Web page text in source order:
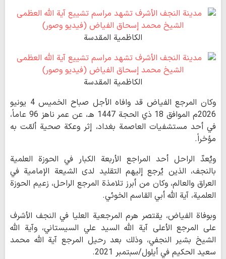
الكاظمية المقدسة
الكاظمية المقدسة
وكان المرجع الفياض قد وافاه الأجل صباح الخميس 4 يونيو
2026م الموافق 18 ذي الحجة 1447 هـ، عن عمر ناهز 96 عاماً،
في أحد مستشفيات العاصمة بغداد، إثر وعكة صحية ألمّت به
مؤخراً.
ويُعدّ الراحل أحد المراجع الأربعة الكبار في الحوزة العلمية
بالنجف، الذين يُرجع إليهم التقليد لدى الشيعة الإمامية في
العراق والعالم، وكان من أبرز تلامذة المرجع الراحل، زعيم الحوزة
العلمية، آية الله أبي القاسم الخوئي.
وبوفاة الفياض، يقتصر هرم المرجعية العليا في النجف الأشرف
على المرجع الأعلى آية الله السيد علي السيستاني، وآية الله
الشيخ بشير النجفي، وذلك بعد رحيل المرجع آية الله محمد
سعيد الحكيم في أيلول/سبتمبر 2021.